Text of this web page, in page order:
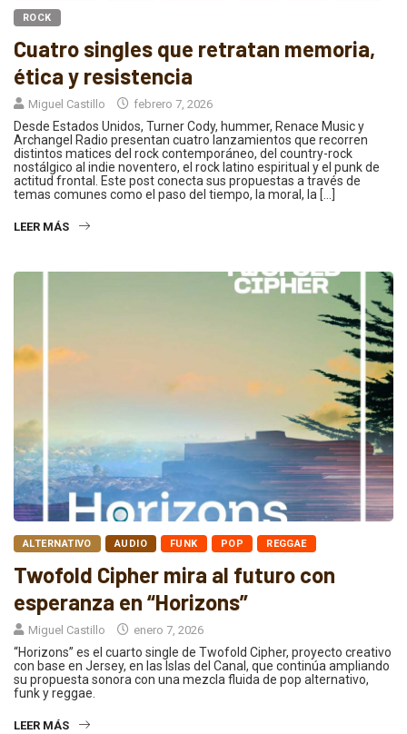
ROCK
Cuatro singles que retratan memoria,
ética y resistencia
Miguel Castillo febrero 7, 2026
Desde Estados Unidos, Turner Cody, hummer, Renace Music y
Archangel Radio presentan cuatro lanzamientos que recorren
distintos matices del rock contemporáneo, del country-rock
nostálgico al indie noventero, el rock latino espiritual y el punk de
actitud frontal. Este post conecta sus propuestas a través de
temas comunes como el paso del tiempo, la moral, la […]
LEER MÁS
ALTERNATIVO AUDIO FUNK POP REGGAE
Twofold Cipher mira al futuro con
esperanza en “Horizons”
Miguel Castillo enero 7, 2026
“Horizons” es el cuarto single de Twofold Cipher, proyecto creativo
con base en Jersey, en las Islas del Canal, que continúa ampliando
su propuesta sonora con una mezcla fluida de pop alternativo,
funk y reggae.
LEER MÁS